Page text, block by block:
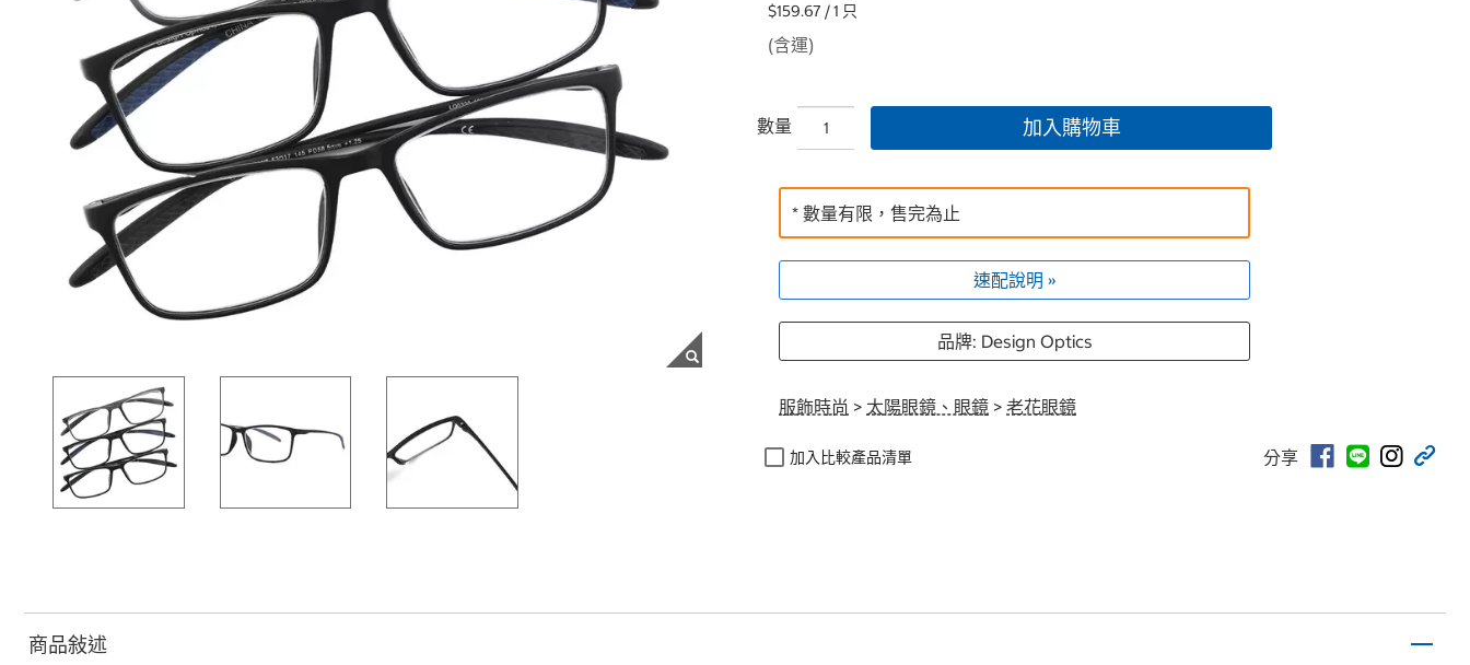
$159.67 / 1 只
(含運)
數量 加入購物車
* 數量有限，售完為止
速配說明 »
品牌: Design Optics
服飾時尚 > 太陽眼鏡、眼鏡 > 老花眼鏡
加入比較產品清單 分享
商品敍述